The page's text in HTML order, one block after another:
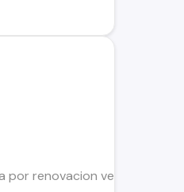
por renovacion vende.